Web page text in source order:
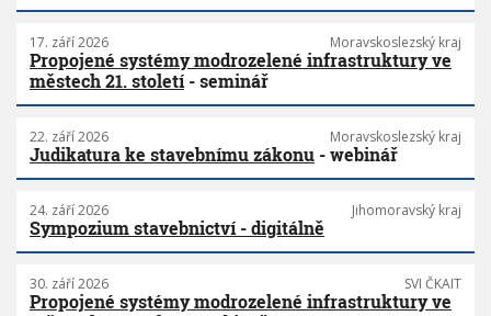
17. září 2026 Moravskoslezský kraj
Propojené systémy modrozelené infrastruktury ve
městech 21. století- seminář
22. září 2026 Moravskoslezský kraj
Judikatura ke stavebnímu zákonu - webinář
24. září 2026 Jihomoravský kraj
Sympozium stavebnictví - digitálně
30. září 2026 SVI ČKAIT
Propojené systémy modrozelené infrastruktury ve